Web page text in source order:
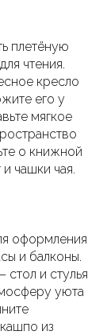
плетёную
чтения.
кресло
его у
мягкое
о книжной
чашки чая.
оформления
и балконы.
и стулья
уюта
из